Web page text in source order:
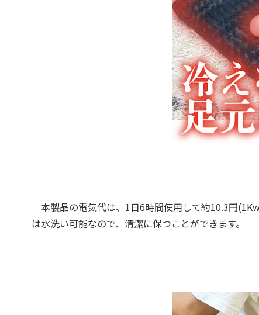
本製品の電気代は、1日6時間使用して約10.3円
は水洗い可能なので、清潔に保つことができます。